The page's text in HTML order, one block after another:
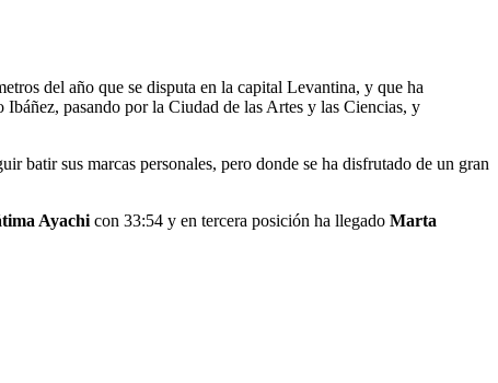
del año que se disputa en la capital Levantina, y que ha
pasando por la Ciudad de las Artes y las Ciencias, y
batir sus marcas personales, pero donde se ha disfrutado de un gran
Ayachi con 33:54 y en tercera posición ha llegado Marta